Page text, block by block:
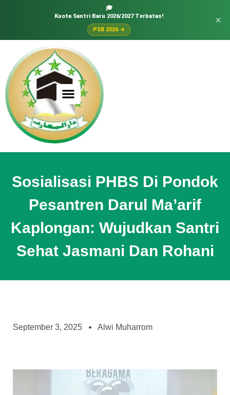
🎓
Kuota Santri Baru 2026/2027 Terbatas!
PSB 2026 →
×
Sosialisasi PHBS Di Pondok
Pesantren Darul Ma’arif
Kaplongan: Wujudkan Santri
Sehat Jasmani Dan Rohani
September 3, 2025 Alwi Muharrom